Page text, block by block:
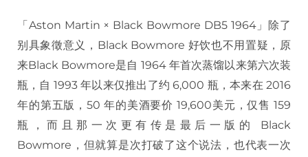
「Aston Martin × Black Bowmore DB5 1964」除了
别具象徵意义，Black Bowmore 好饮也不用置疑，原
来Black Bowmore是自 1964 年首次蒸馏以来第六次装
瓶，自 1993 年以来仅推出了约 6,000 瓶，本来在 2016
年的第五版，50 年的美酒要价 19,600美元，仅售 159
瓶，而且那一次更有传是最后一版的 Black
Bowmore，但就算是次打破了这个说法，也代表一次